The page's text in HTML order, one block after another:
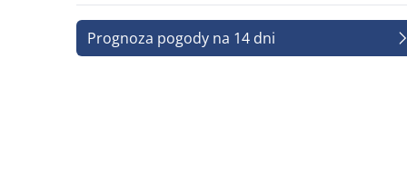
Prognoza pogody na 14 dni